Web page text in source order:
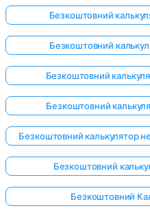
Безкоштовний
Безкоштовний
Безкоштовний
Безкоштовний
Безкоштовний калькулятор
Безкоштовний
Безкоштовний